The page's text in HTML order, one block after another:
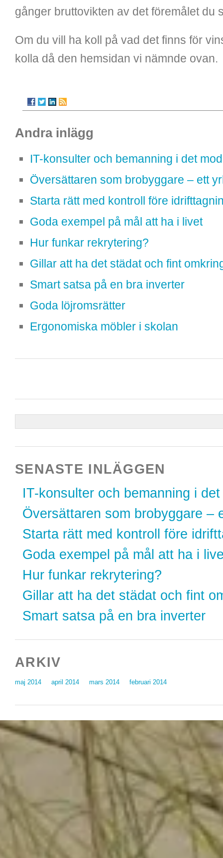
gånger bruttovikten av det föremålet du
Om du vill ha koll på vad det finns för
kolla då den hemsidan vi nämnde ovan.
Andra inlägg
IT-konsulter och bemanning i det
Översättaren som brobyggare – ett
Starta rätt med kontroll före
Goda exempel på mål att ha i livet
Hur funkar rekrytering?
Gillar att ha det städat och fint
Smart satsa på en bra inverter
Goda löjromsrätter
Ergonomiska möbler i skolan
SENASTE INLÄGGEN
IT-konsulter och bemanning i
Översättaren som brobyggare –
Starta rätt med kontroll före
Goda exempel på mål att ha i
Hur funkar rekrytering?
Gillar att ha det städat och fint
Smart satsa på en bra inverter
ARKIV
maj 2014 april 2014 mars 2014 februari 2014